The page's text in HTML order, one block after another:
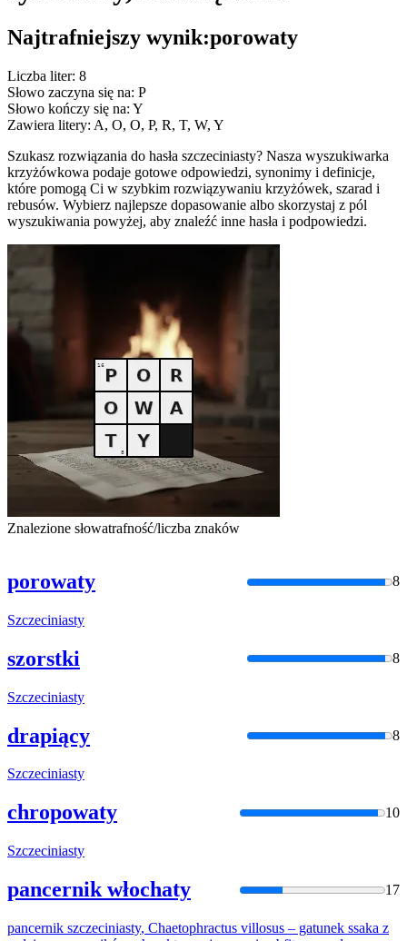
Najtrafniejszy wynik:porowaty
Liczba liter: 8
Słowo zaczyna się na: P
Słowo kończy się na: Y
Zawiera litery: A, O, O, P, R, T, W, Y
Szukasz rozwiązania do hasła szczeciniasty? Nasza wyszukiwarka
krzyżówkowa podaje gotowe odpowiedzi, synonimy i definicje,
które pomogą Ci w szybkim rozwiązywaniu krzyżówek, szarad i
rebusów. Wybierz najlepsze dopasowanie albo skorzystaj z pól
wyszukiwania powyżej, aby znaleźć inne hasła i podpowiedzi.
Znalezione słowatrafność/liczba znaków
porowaty 8
Szczeciniasty
szorstki 8
Szczeciniasty
drapiący 8
Szczeciniasty
chropowaty 10
Szczeciniasty
pancernik włochaty 17
pancernik szczeciniasty, Chaetophractus villosus – gatunek ssaka z